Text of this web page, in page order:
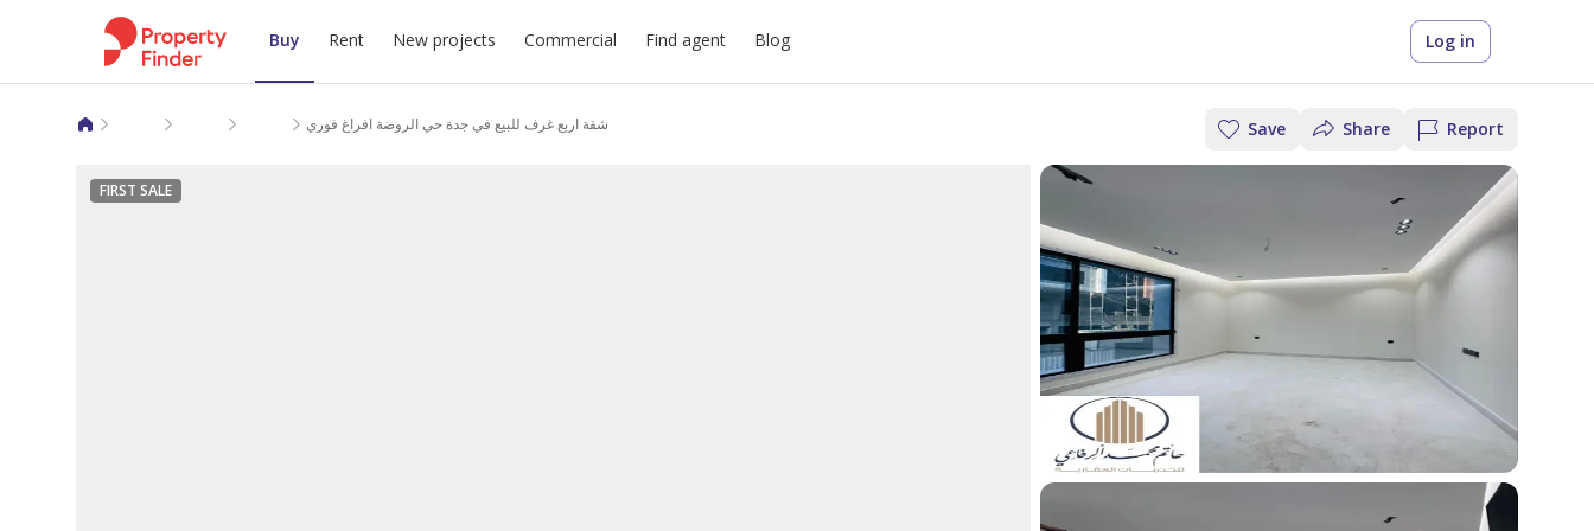
Buy Rent New projects Commercial Find agent Blog Log in
Apartments for sale in Makkah Al Mukarramah
Ar Rawdahشقة اربع غرف للبيع في جدة حي الروضة افراغ فوري Save Share Report
FIRST SALE